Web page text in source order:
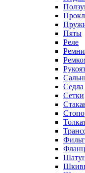
Пяты
Реле
Ремни
Седла
Сетки